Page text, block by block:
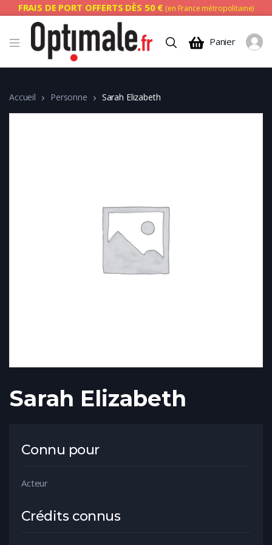
FRAIS DE PORT OFFERTS DÈS 50 € (en France métropolitaine)
Panier
Accueil Personne Sarah Elizabeth
Sarah Elizabeth
Connu pour
Acteur
Crédits connus